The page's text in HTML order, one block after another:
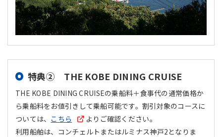
特典② THE KOBE DINING CRUISE
THE KOBE DINING CRUISEの乗船料＋食事代の通常価格か
ら乗船料をお値引きして乗船可能です。割引対象のコースに
ついては、 こちら
よりご確認ください。
利用船舶は、コンチェルトまたはルミナス神戸2となりま